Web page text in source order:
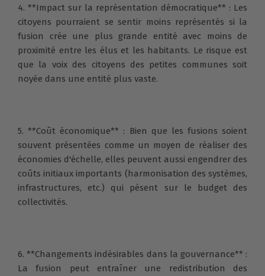
4. **Impact sur la représentation démocratique** : Les
citoyens pourraient se sentir moins représentés si la
fusion crée une plus grande entité avec moins de
proximité entre les élus et les habitants. Le risque est
que la voix des citoyens des petites communes soit
noyée dans une entité plus vaste.
5. **Coût économique** : Bien que les fusions soient
souvent présentées comme un moyen de réaliser des
économies d'échelle, elles peuvent aussi engendrer des
coûts initiaux importants (harmonisation des systèmes,
infrastructures, etc.) qui pèsent sur le budget des
collectivités.
6. **Changements indésirables dans la gouvernance** :
La fusion peut entraîner une redistribution des